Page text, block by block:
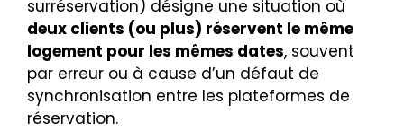
surréservation) désigne une situation où
deux clients (ou plus) réservent le même
logement pour les mêmes dates, souvent
par erreur ou à cause d’un défaut de
synchronisation entre les plateformes de
réservation.